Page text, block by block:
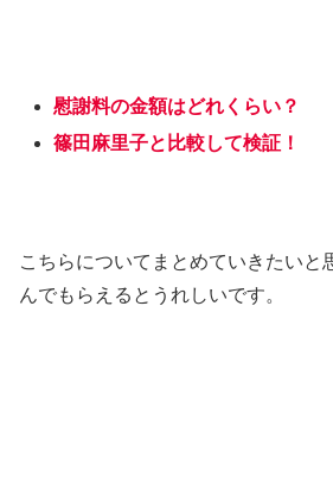
慰謝料の金額はどれくらい？
篠田麻里子と比較して検証！
こちらについてまとめていきたいと
んでもらえるとうれしいです。